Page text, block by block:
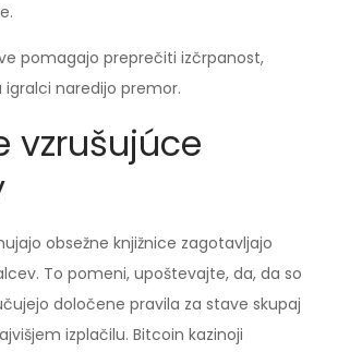
pomagajo preprečiti izčrpanost,
igralci naredijo premor.
vzrušujúce
obsežne knjižnice zagotavljajo
To pomeni, upoštevajte, da, da so
določene pravila za stave skupaj
izplačilu. Bitcoin kazinoji